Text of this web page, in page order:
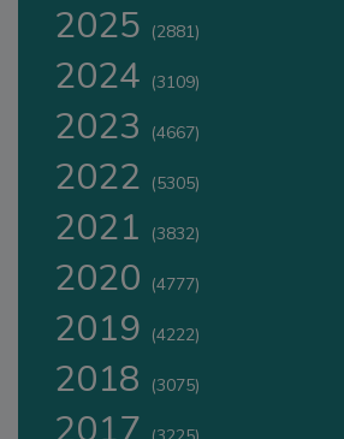
2025 (2881)
2024 (3109)
2023 (4667)
2022 (5305)
2021 (3832)
2020 (4777)
2019 (4222)
2018 (3075)